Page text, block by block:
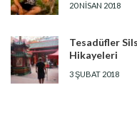
20 NISAN 2018
Tesadüfler
Hikayeleri
3 ŞUBAT 2018